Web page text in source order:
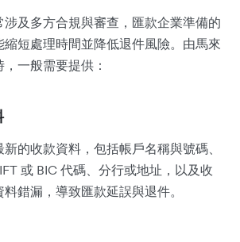
涉及多方合規與審查，匯款企業準備的
縮短處理時間並降低退件風險。由馬來
一般需要提供：
的收款資料，包括帳戶名稱與號碼、
或 BIC 代碼、分行或地址，以及收
錯漏，導致匯款延誤與退件。